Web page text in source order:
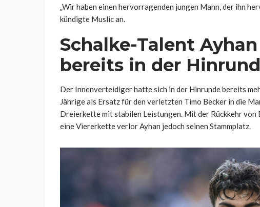
„Wir haben einen hervorragenden jungen Mann, der ihn
kündigte Muslic an.
Schalke-Talent
bereits in der
Der Innenverteidiger hatte sich in der Hinrunde bereits
Jährige als Ersatz für den verletzten Timo Becker in die
Dreierkette mit stabilen Leistungen. Mit der Rückkehr von
eine Viererkette verlor Ayhan jedoch seinen Stammplatz.